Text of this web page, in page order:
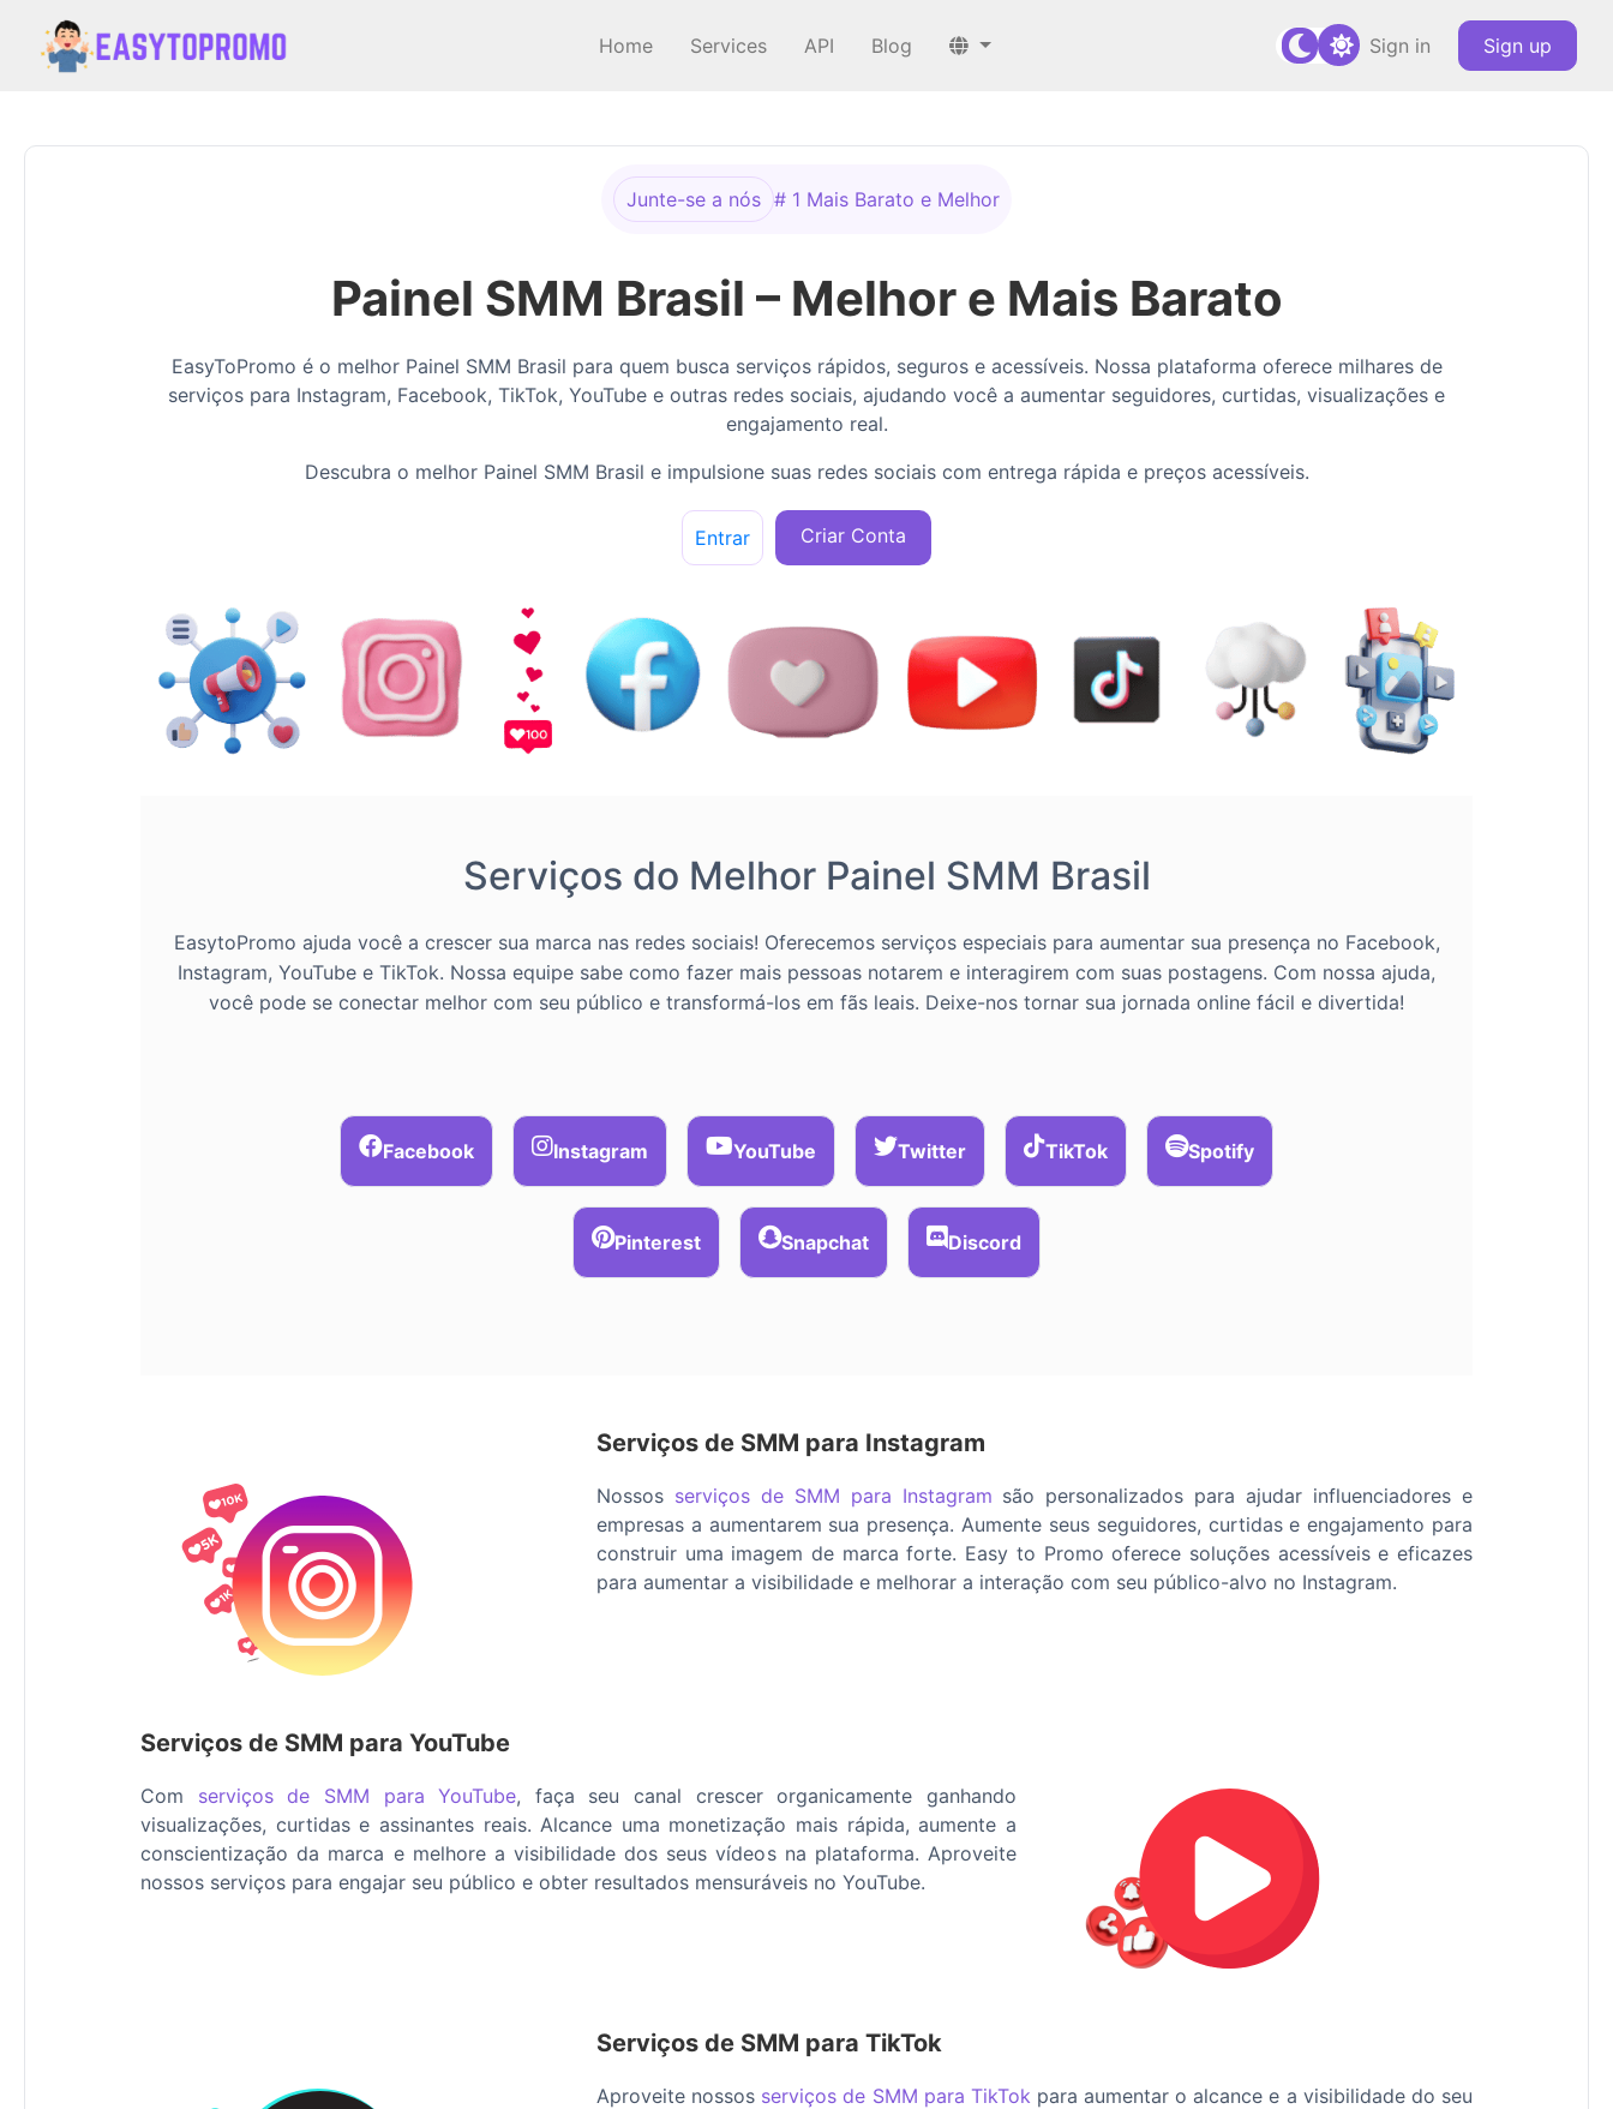
Home Services API Blog Sign in Sign up
Junte-se a nós # 1 Mais Barato e Melhor
Painel SMM Brasil – Melhor e Mais Barato
EasyToPromo é o melhor Painel SMM Brasil para quem busca serviços rápidos, seguros e acessíveis. Nossa plataforma oferece milhares de
serviços para Instagram, Facebook, TikTok, YouTube e outras redes sociais, ajudando você a aumentar seguidores, curtidas, visualizações e
engajamento real.
Descubra o melhor Painel SMM Brasil e impulsione suas redes sociais com entrega rápida e preços acessíveis.
Entrar Criar Conta
Serviços do Melhor Painel SMM Brasil
EasytoPromo ajuda você a crescer sua marca nas redes sociais! Oferecemos serviços especiais para aumentar sua presença no Facebook,
Instagram, YouTube e TikTok. Nossa equipe sabe como fazer mais pessoas notarem e interagirem com suas postagens. Com nossa ajuda,
você pode se conectar melhor com seu público e transformá-los em fãs leais. Deixe-nos tornar sua jornada online fácil e divertida!
Facebook Instagram YouTube Twitter TikTok Spotify
Pinterest Snapchat Discord
Serviços de SMM para Instagram
Nossos serviços de SMM para Instagram são personalizados para ajudar influenciadores e
empresas a aumentarem sua presença. Aumente seus seguidores, curtidas e engajamento para
construir uma imagem de marca forte. Easy to Promo oferece soluções acessíveis e eficazes
para aumentar a visibilidade e melhorar a interação com seu público-alvo no Instagram.
Serviços de SMM para YouTube
Com serviços de SMM para YouTube, faça seu canal crescer organicamente ganhando
visualizações, curtidas e assinantes reais. Alcance uma monetização mais rápida, aumente a
conscientização da marca e melhore a visibilidade dos seus vídeos na plataforma. Aproveite
nossos serviços para engajar seu público e obter resultados mensuráveis no YouTube.
Serviços de SMM para TikTok
Aproveite nossos serviços de SMM para TikTok para aumentar o alcance e a visibilidade do seu